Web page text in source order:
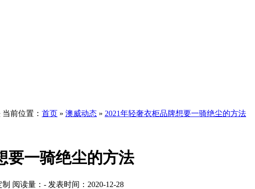
当前位置： 首页 » 澳威动态 » 2021年轻奢衣柜品牌想要一骑绝尘的方法
要一骑绝尘的方法
阅读量： - 发表时间：2020-12-28